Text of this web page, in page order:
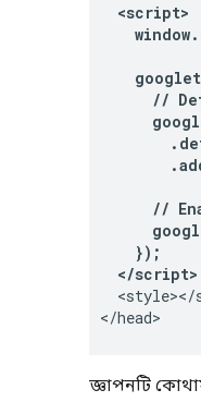
  <script>
//
//
    });
  </script>
<style></
</head>
বিজ্ঞাপনটি